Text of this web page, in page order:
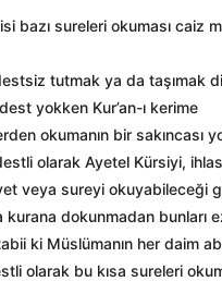
bazı sureleri okuması caiz
tutmak ya da taşımak
yokken Kur’an-ı kerime
okumanın bir sakıncası
olarak Ayetel Kürsiyi,
veya sureyi okuyabileceği
dokunmadan bunları
ki Müslümanın her daim
olarak bu kısa sureleri